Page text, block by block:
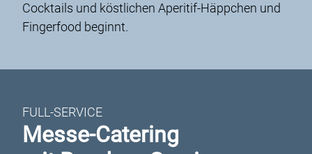
Cocktails und köstlichen Aperitif-Häppchen und
Fingerfood beginnt.
FULL-SERVICE
Messe-Catering